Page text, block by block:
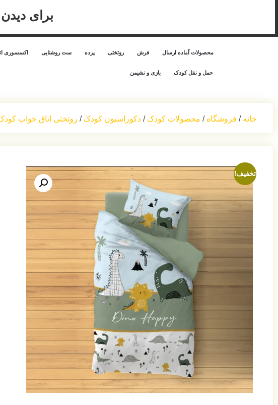
برای
محصولات آماده ارسال فرش روتختی پرده ست روشنایی اکسسوری
حمل‌ و نقل کودک بازی و نشیمن
خانه / فروشگاه / محصولات کودک / دکوراسیون کودک / روتختی اتاق خواب
تخفیف!